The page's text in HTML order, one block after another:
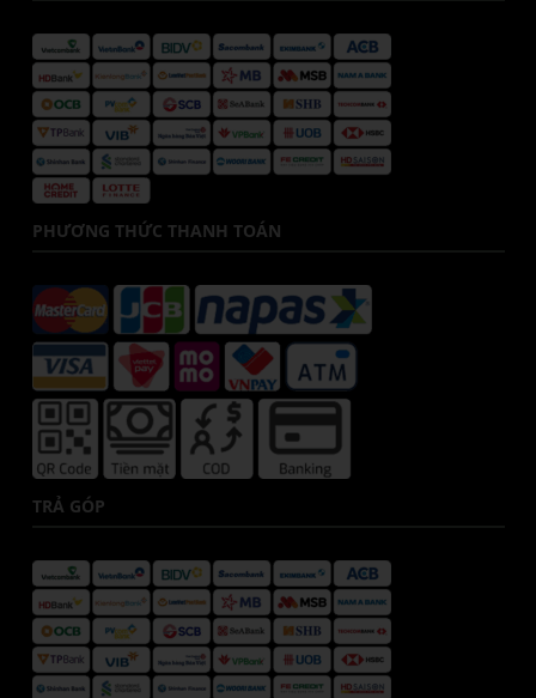
PHƯƠNG THỨC THANH TOÁN
TRẢ GÓP